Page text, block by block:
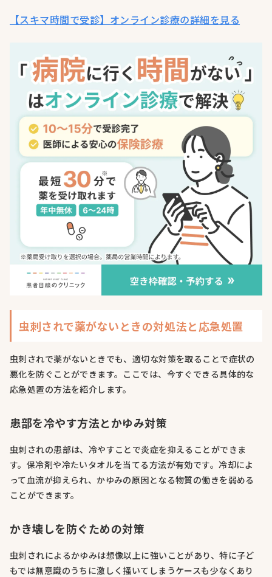
【スキマ時間で受診】オンライン診療の詳細を見る
虫刺されで薬がないときの対処法と応急処置
虫刺されで薬がないときでも、適切な対策を取ることで症状の
悪化を防ぐことができます。ここでは、今すぐできる具体的な
応急処置の方法を紹介します。
患部を冷やす方法とかゆみ対策
虫刺されの患部は、冷やすことで炎症を抑えることができま
す。保冷剤や冷たいタオルを当てる方法が有効です。冷却によ
って血流が抑えられ、かゆみの原因となる物質の働きを弱める
ことができます。
かき壊しを防ぐための対策
虫刺されによるかゆみは想像以上に強いことがあり、特に子ど
もでは無意識のうちに激しく掻いてしまうケースも少なくあり